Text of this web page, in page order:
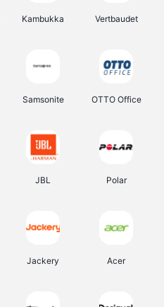
Kambukka Vertbaudet
Samsonite OTTO Office
JBL Polar
Jackery Acer